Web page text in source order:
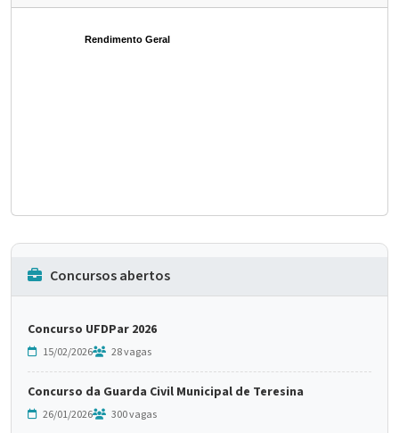
Rendimento Geral
Concursos abertos
Concurso UFDPar 2026
15/02/2026 28 vagas
Concurso da Guarda Civil Municipal de Teresina
26/01/2026 300 vagas